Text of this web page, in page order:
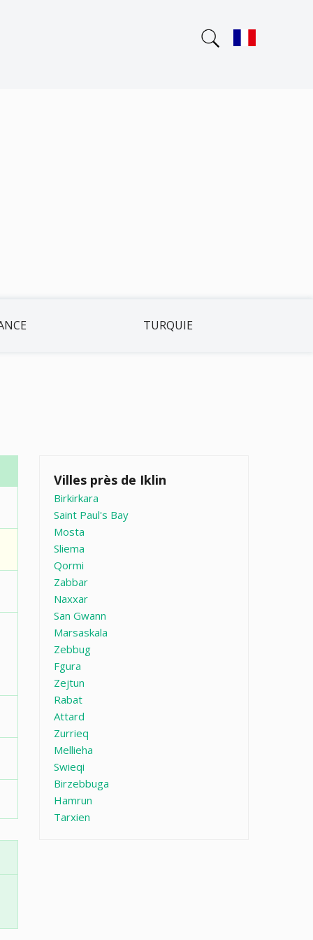
TURQUIE
Villes près de Iklin
Birkirkara
Saint Paul's Bay
Mosta
Sliema
Qormi
Zabbar
Naxxar
San Gwann
Marsaskala
Zebbug
Fgura
Zejtun
Rabat
Attard
Zurrieq
Mellieha
Swieqi
Birzebbuga
Hamrun
Tarxien